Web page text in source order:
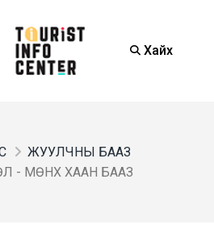
Хайх
ЖУУЛЧНЫ БААЗ
- МӨНХ ХААН БААЗ